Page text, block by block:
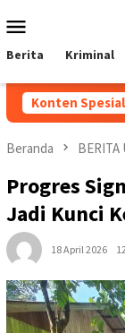
ke
kontenMobile
Berita Kriminal
Konten Spesial
Polres
Beranda BERITA
Progres
Jadi Kunci
18 April 2026